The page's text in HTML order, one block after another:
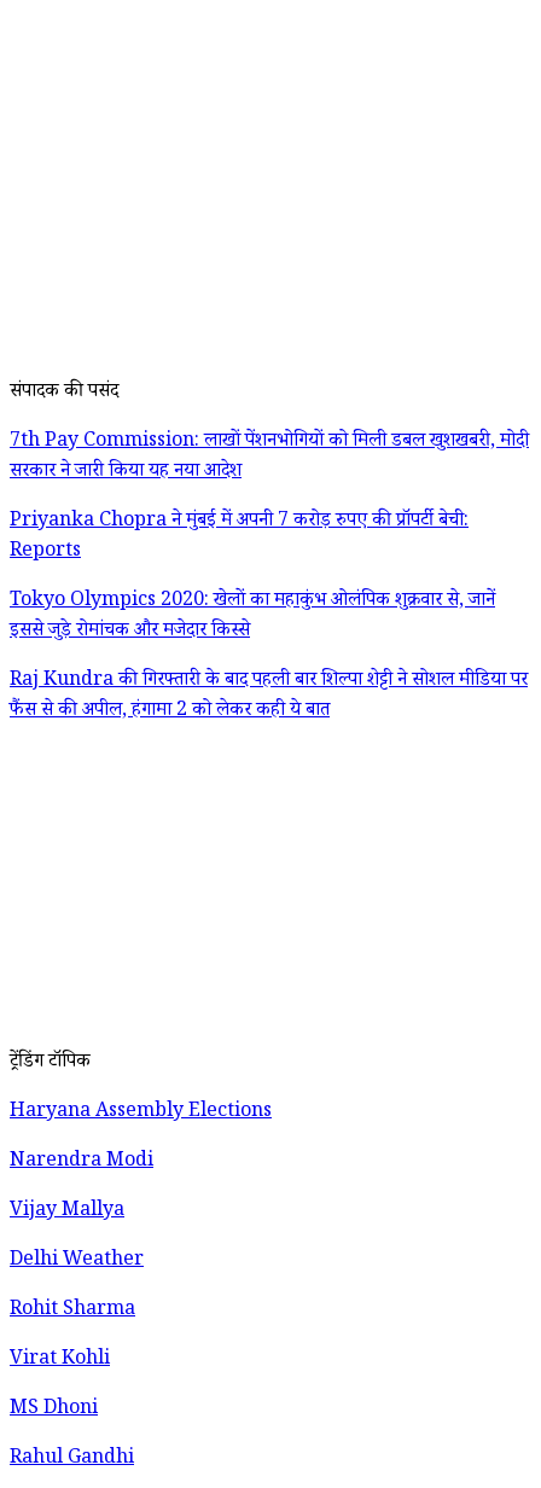
संपादक की पसंद
7th Pay Commission: लाखों पेंशनभोगियों को मिली डबल खुशखबरी, मोदी
सरकार ने जारी किया यह नया आदेश
Priyanka Chopra ने मुंबई में अपनी 7 करोड़ रुपए की प्रॉपर्टी बेची:
Reports
Tokyo Olympics 2020: खेलों का महाकुंभ ओलंपिक शुक्रवार से, जानें
इससे जुड़े रोमांचक और मजेदार किस्से
Raj Kundra की गिरफ्तारी के बाद पहली बार शिल्पा शेट्टी ने सोशल मीडिया पर
फैंस से की अपील, हंगामा 2 को लेकर कही ये बात
ट्रेंडिंग टॉपिक
Haryana Assembly Elections
Narendra Modi
Vijay Mallya
Delhi Weather
Rohit Sharma
Virat Kohli
MS Dhoni
Rahul Gandhi